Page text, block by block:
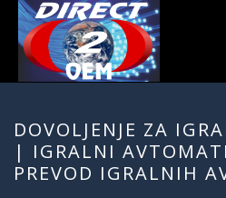
DOVOLJENJE ZA
| IGRALNI
PREVOD IGRALNIH